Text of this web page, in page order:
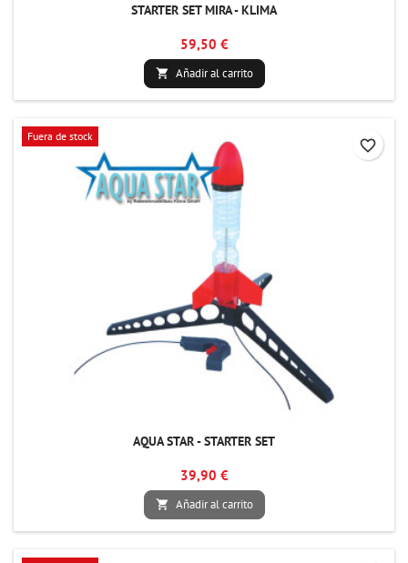
STARTER SET MIRA - KLIMA
59,50 €
 Añadir al carrito
Fuera de stock
AQUA STAR - STARTER SET
39,90 €
 Añadir al carrito
favorite_border